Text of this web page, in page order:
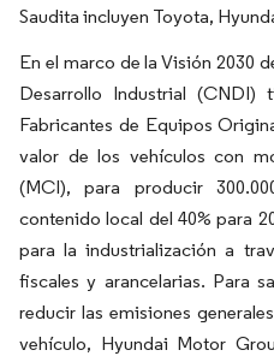
Saudita incluyen Toyota,
En el marco de la Visión 2030
Desarrollo Industrial
Fabricantes de Equipos
valor de los vehículos con
(MCI), para producir
contenido local del 40% para
para la industrialización a
fiscales y arancelarias. Para
reducir las emisiones
vehículo, Hyundai Motor